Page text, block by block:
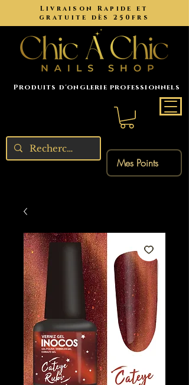
Livraison Rapide et
gratuite dès 250frs
Produits d'onglerie professionnels
Mes Points